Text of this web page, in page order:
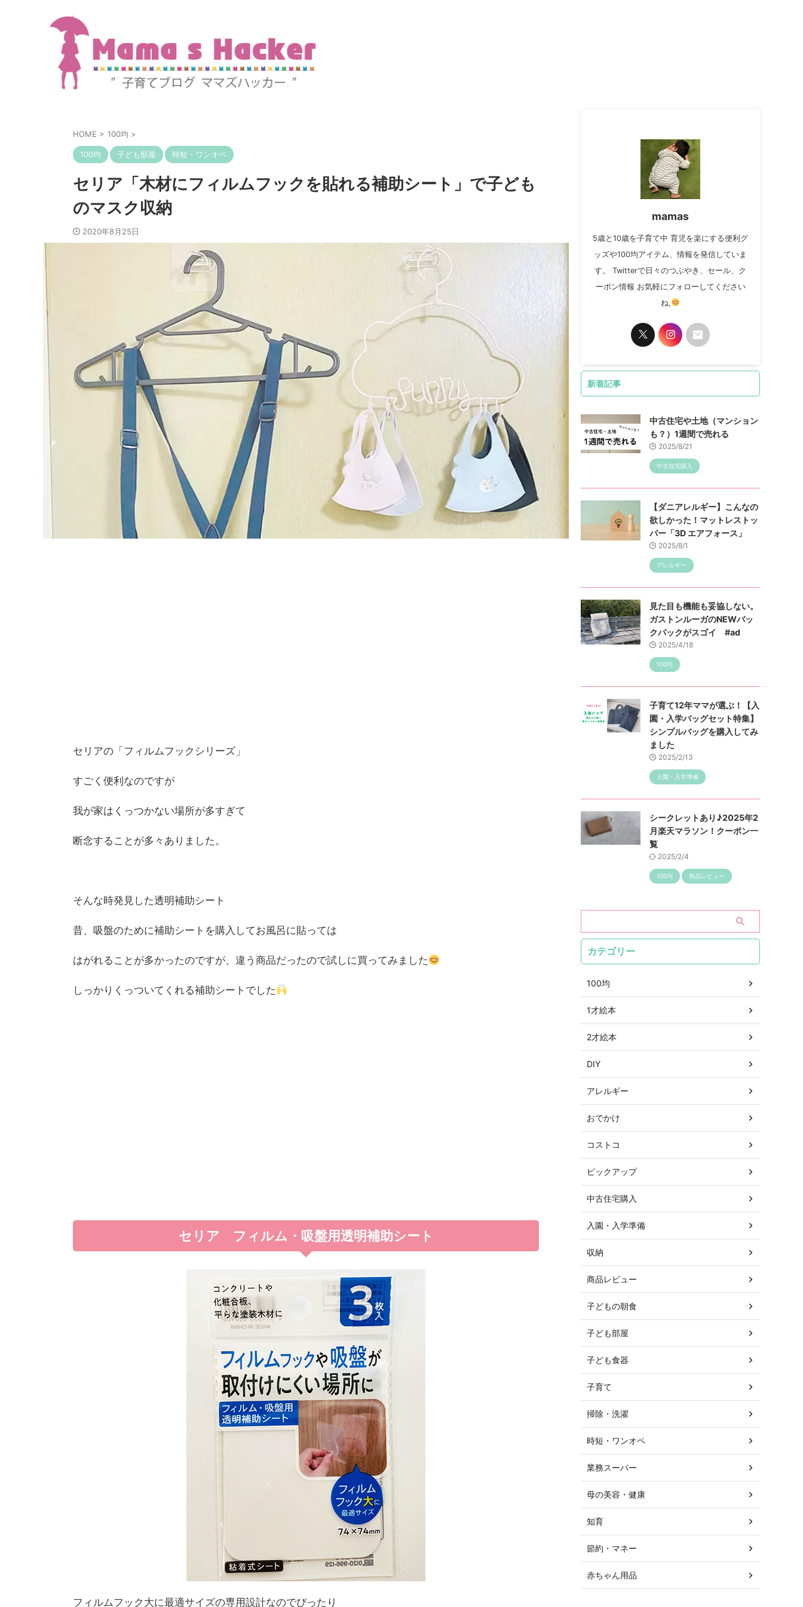
HOME > 100均 >
100均 子ども部屋 時短・ワンオペ
セリア「木材にフィルムフックを貼れる補助シート」で子ども
のマスク収納
2020年8月25日
セリアの「フィルムフックシリーズ」
すごく便利なのですが
我が家はくっつかない場所が多すぎて
断念することが多々ありました。
そんな時発見した透明補助シート
昔、吸盤のために補助シートを購入してお風呂に貼っては
はがれることが多かったのですが、違う商品だったので試しに買ってみました
しっかりくっついてくれる補助シートでした
セリア フィルム・吸盤用透明補助シート
フィルムフック大に最適サイズの専用設計なのでぴったり
mamas
5歳と10歳を子育て中 育児を楽にする便利グ
ッズや100均アイテム、情報を発信していま
す。 Twitterで日々のつぶやき、セール、ク
ーポン情報 お気軽にフォローしてください
ね,
新着記事
中古住宅や土地（マンション
も？）1週間で売れる
2025/8/21
中古住宅購入
【ダニアレルギー】こんなの
欲しかった！マットレストッ
パー「3D エアフォース」
2025/8/1
アレルギー
見た目も機能も妥協しない。
ガストンルーガのNEWバッ
クパックがスゴイ #ad
2025/4/18
100均
子育て12年ママが選ぶ！【入
園・入学バッグセット特集】
シンプルバッグを購入してみ
ました
2025/2/13
入園・入学準備
シークレットあり♪2025年2
月楽天マラソン！クーポン一
覧
2025/2/4
100均 商品レビュー
カテゴリー
100均
1才絵本
2才絵本
DIY
アレルギー
おでかけ
コストコ
ピックアップ
中古住宅購入
入園・入学準備
収納
商品レビュー
子どもの朝食
子ども部屋
子ども食器
子育て
掃除・洗濯
時短・ワンオペ
業務スーパー
母の美容・健康
知育
節約・マネー
赤ちゃん用品